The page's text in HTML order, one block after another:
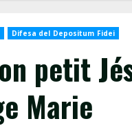
Difesa del Depositum Fidei
petit
Marie